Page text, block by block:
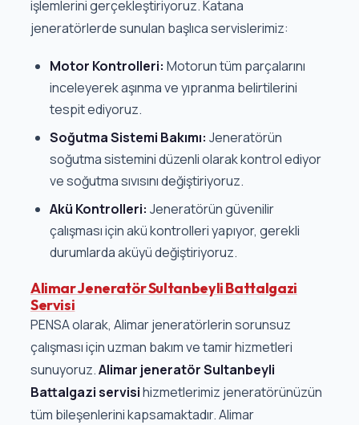
işlemlerini gerçekleştiriyoruz. Katana
jeneratörlerde sunulan başlıca servislerimiz:
Motor Kontrolleri: Motorun tüm parçalarını
inceleyerek aşınma ve yıpranma belirtilerini
tespit ediyoruz.
Soğutma Sistemi Bakımı: Jeneratörün
soğutma sistemini düzenli olarak kontrol ediyor
ve soğutma sıvısını değiştiriyoruz.
Akü Kontrolleri: Jeneratörün güvenilir
çalışması için akü kontrolleri yapıyor, gerekli
durumlarda aküyü değiştiriyoruz.
Alimar Jeneratör Sultanbeyli Battalgazi
Servisi
PENSA olarak, Alimar jeneratörlerin sorunsuz
çalışması için uzman bakım ve tamir hizmetleri
sunuyoruz.Alimar jeneratör Sultanbeyli
Battalgazi servisihizmetlerimiz jeneratörünüzün
tüm bileşenlerini kapsamaktadır. Alimar